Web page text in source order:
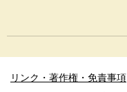
リンク・著作権・免責事項